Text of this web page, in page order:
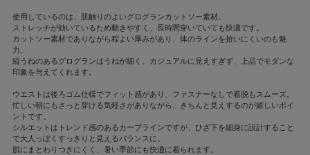
使用しているのは、肌触りのよいグログランカットソー素材。
ストレッチが効いているため動きやすく、長時間穿いていても快適です。
カットソー素材でありながら程よい厚みがあり、体のラインを拾いにくいのも魅
力。
縦うねのあるグログランはうねが細く、カジュアルに見えすぎず、上品でモダンな
印象を与えてくれます。
ウエストは後ろゴム仕様でフィット感があり、ファスナーなしで着脱もスムーズ。
忙しい朝にもさっと穿ける気軽さがありながら、きちんと見えするのが嬉しいポイ
ントです。
シルエットはトレンド感のあるカーブラインですが、ひざ下を細身に設計すること
で大人っぽくすっきりと見えるバランスに。
肌にまとわりつきにくく、暑い季節にも快適に着られます。